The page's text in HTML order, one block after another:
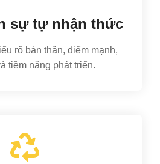
sự tự nhận thức
rõ bản thân, điểm mạnh,
tiềm năng phát triển.